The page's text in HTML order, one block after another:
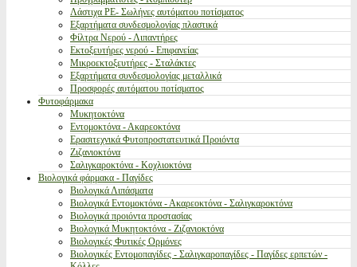
Λάστιχα PE- Σωλήνες αυτόματου ποτίσματος
Εξαρτήματα συνδεσμολογίας πλαστικά
Φίλτρα Νερού - Λιπαντήρες
Εκτοξευτήρες νερού - Επιφανείας
Μικροεκτοξευτήρες - Σταλάκτες
Εξαρτήματα συνδεσμολογίας μεταλλικά
Προσφορές αυτόματου ποτίσματος
Φυτοφάρμακα
Μυκητοκτόνα
Εντομοκτόνα - Ακαρεοκτόνα
Ερασιτεχνικά Φυτοπροστατευτικά Προιόντα
Ζιζανιοκτόνα
Σαλιγκαροκτόνα - Κοχλιοκτόνα
Βιολογικά φάρμακα - Παγίδες
Βιολογικά Λιπάσματα
Βιολογικά Εντομοκτόνα - Ακαρεοκτόνα - Σαλιγκαροκτόνα
Βιολογικά προιόντα προστασίας
Βιολογικά Μυκητοκτόνα - Ζιζανιοκτόνα
Βιολογικές Φυτικές Ορμόνες
Βιολογικές Εντομοπαγίδες - Σαλιγκαροπαγίδες - Παγίδες ερπετών -